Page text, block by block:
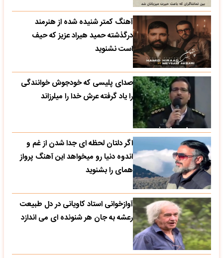
آهنگ کمتر شنیده شده از هنرمند
درگذشته حمید هیراد عزیز که حیف
است نشنوید
صدای پلیسی که خودجوش خوانندگی
را یاد گرفته عرش خدا را میلرزاند
اگر دلتان لحظه ای جدا شدن از غم و
اندوه دنیا رو میخواهد این آهنگ پرواز
همای را بشنوید
آوازخوانی استاد کاویانی در دل طبیعت
رعشه به جان هر شنونده ای می اندازد